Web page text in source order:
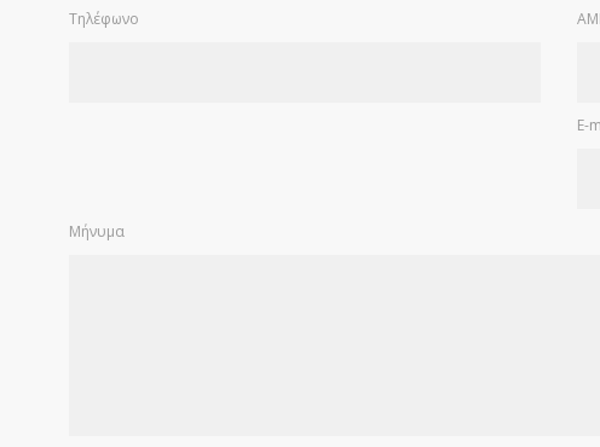
Τηλέφωνο
E-
Μήνυμα